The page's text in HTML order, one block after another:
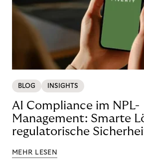
BLOG INSIGHTS
AI Compliance im NPL-
Management: Smarte
regulatorische
MEHR LESEN